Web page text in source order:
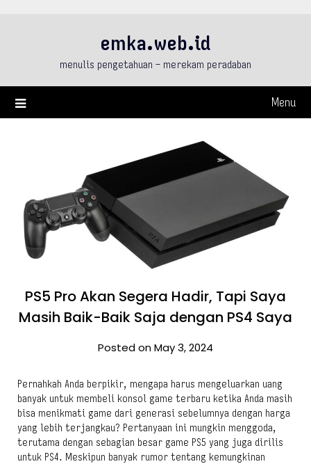
emka.web.id
menulis pengetahuan – merekam peradaban
Menu
PS5 Pro Akan Segera Hadir, Tapi Saya
Masih Baik-Baik Saja dengan PS4 Saya
Posted on May 3, 2024
Pernahkah Anda berpikir, mengapa harus mengeluarkan uang
banyak untuk membeli konsol game terbaru ketika Anda masih
bisa menikmati game dari generasi sebelumnya dengan harga
yang lebih terjangkau? Pertanyaan ini mungkin menggoda,
terutama dengan sebagian besar game PS5 yang juga dirilis
untuk PS4. Meskipun banyak rumor tentang kemungkinan